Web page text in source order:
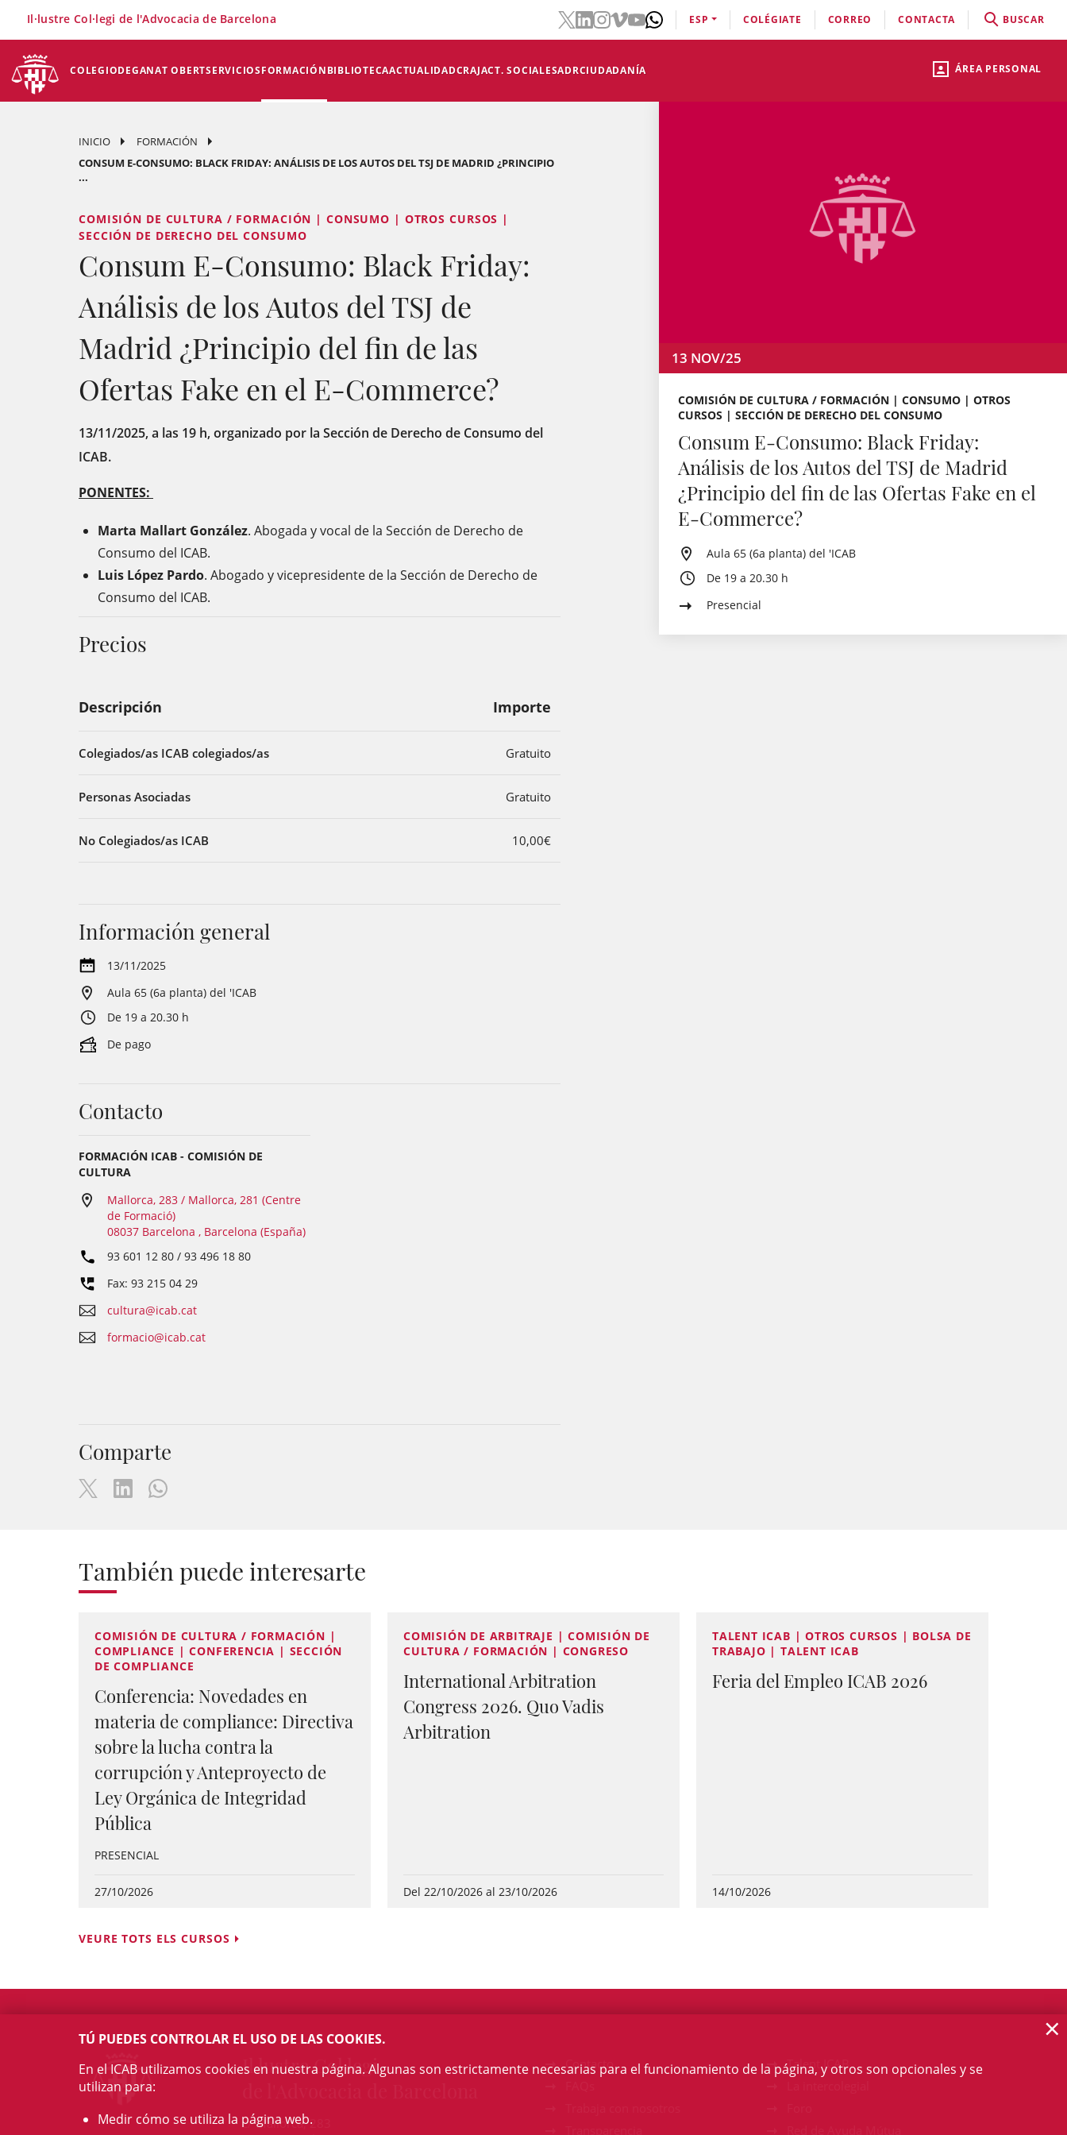
ÁREA PERSONAL
COLEGIODEGANAT OBERTSERVICIOSFORMACIÓNBIBLIOTECAACTUALIDADCRAJACT. SOCIALESADRCIUDADANÍA
Il·lustre Col·legi de l'Advocacia de Barcelona ESP COLÉGIATE CORREO CONTACTA BUSCAR
INICIO
FORMACIÓN
CONSUM E-CONSUMO: BLACK FRIDAY: ANÁLISIS DE LOS AUTOS DEL TSJ DE MADRID ¿PRINCIPIO
...
COMISIÓN DE CULTURA / FORMACIÓN | CONSUMO | OTROS CURSOS |
SECCIÓN DE DERECHO DEL CONSUMO
Consum E-Consumo: Black Friday:
Análisis de los Autos del TSJ de
Madrid ¿Principio del fin de las
Ofertas Fake en el E-Commerce?
13/11/2025, a las 19 h, organizado por la Sección de Derecho de Consumo del
ICAB.
PONENTES:
Marta Mallart González. Abogada y vocal de la Sección de Derecho de
Consumo del ICAB.
Luis López Pardo. Abogado y vicepresidente de la Sección de Derecho de
Consumo del ICAB.
Precios
Descripción Importe
Colegiados/as ICAB colegiados/as Gratuito
Personas Asociadas Gratuito
No Colegiados/as ICAB 10,00€
13 NOV/25
COMISIÓN DE CULTURA / FORMACIÓN | CONSUMO | OTROS
CURSOS | SECCIÓN DE DERECHO DEL CONSUMO
Consum E-Consumo: Black Friday:
Análisis de los Autos del TSJ de Madrid
¿Principio del fin de las Ofertas Fake en el
E-Commerce?
Aula 65 (6a planta) del 'ICAB
De 19 a 20.30 h
Presencial
Información general
13/11/2025
Aula 65 (6a planta) del 'ICAB
De 19 a 20.30 h
De pago
Contacto
FORMACIÓN ICAB - COMISIÓN DE
CULTURA
Mallorca, 283 / Mallorca, 281 (Centre
de Formació)
08037 Barcelona , Barcelona (España)
93 601 12 80 / 93 496 18 80
Fax: 93 215 04 29
cultura@icab.cat
formacio@icab.cat
Comparte
También puede interesarte
COMISIÓN DE CULTURA / FORMACIÓN |
COMPLIANCE | CONFERENCIA | SECCIÓN
DE COMPLIANCE
Conferencia: Novedades en
materia de compliance: Directiva
sobre la lucha contra la
corrupción y Anteproyecto de
Ley Orgánica de Integridad
Pública
PRESENCIAL
27/10/2026
COMISIÓN DE ARBITRAJE | COMISIÓN DE
CULTURA / FORMACIÓN | CONGRESO
International Arbitration
Congress 2026. Quo Vadis
Arbitration
Del 22/10/2026 al 23/10/2026
TALENT ICAB | OTROS CURSOS | BOLSA DE
TRABAJO | TALENT ICAB
Feria del Empleo ICAB 2026
14/10/2026
VEURE TOTS ELS CURSOS
Il·lustre Col·legi
c/ Mallorca, 283
Contacto
Talent ICAB
TÚ PUEDES CONTROLAR EL USO DE LAS COOKIES.
En el ICAB utilizamos cookies en nuestra página. Algunas son estrictamente necesarias para el funcionamiento de la página, y otros son opcionales y se
utilizan para:
Medir cómo se utiliza la página web.
×